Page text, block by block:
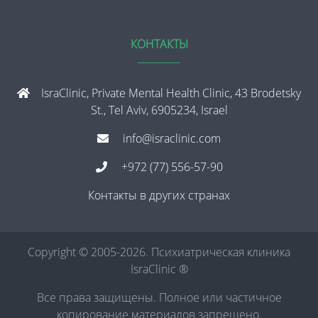
КОНТАКТЫ
IsraClinic, Private Mental Health Clinic, 43 Brodetsky
St., Tel Aviv, 6905234, Israel
info@israclinic.com
+972 (77) 556-57-90
Контакты в других странах
Copyright © 2005-2026. Психиатрическая клиника
IsraClinic ®
Все права защищены. Полное или частичное
копирование материалов запрещено.